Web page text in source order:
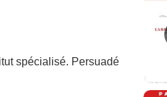
spécialisé. Persuadé